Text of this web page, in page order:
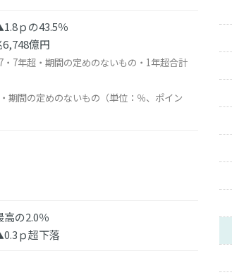
ｐの43.5％
億円
7年超・期間の定めのないもの・1年超合計
期間の定めのないもの（単位：％、ポイン
の2.0％
ｐ超下落